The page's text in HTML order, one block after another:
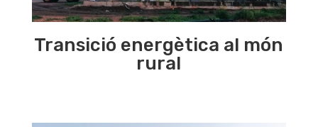
Transició energètica al món
rural